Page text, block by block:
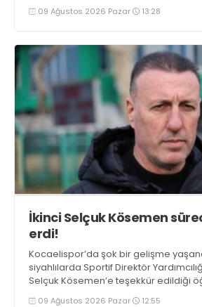
09 Ağustos 2026 Pazar 13:28
İkinci Selçuk Kösemen
erdi!
Kocaelispor’da şok bir gelişme
siyahlılarda Sportif Direktör
Selçuk Kösemen’e teşekkür edildiği
09 Ağustos 2026 Pazar 12:55